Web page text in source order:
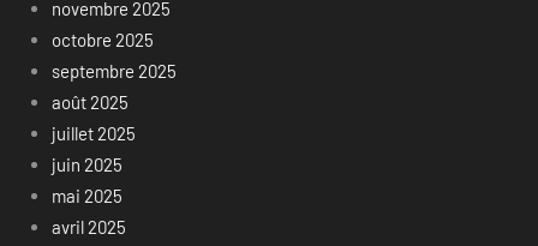
novembre 2025
octobre 2025
septembre 2025
août 2025
juillet 2025
juin 2025
mai 2025
avril 2025